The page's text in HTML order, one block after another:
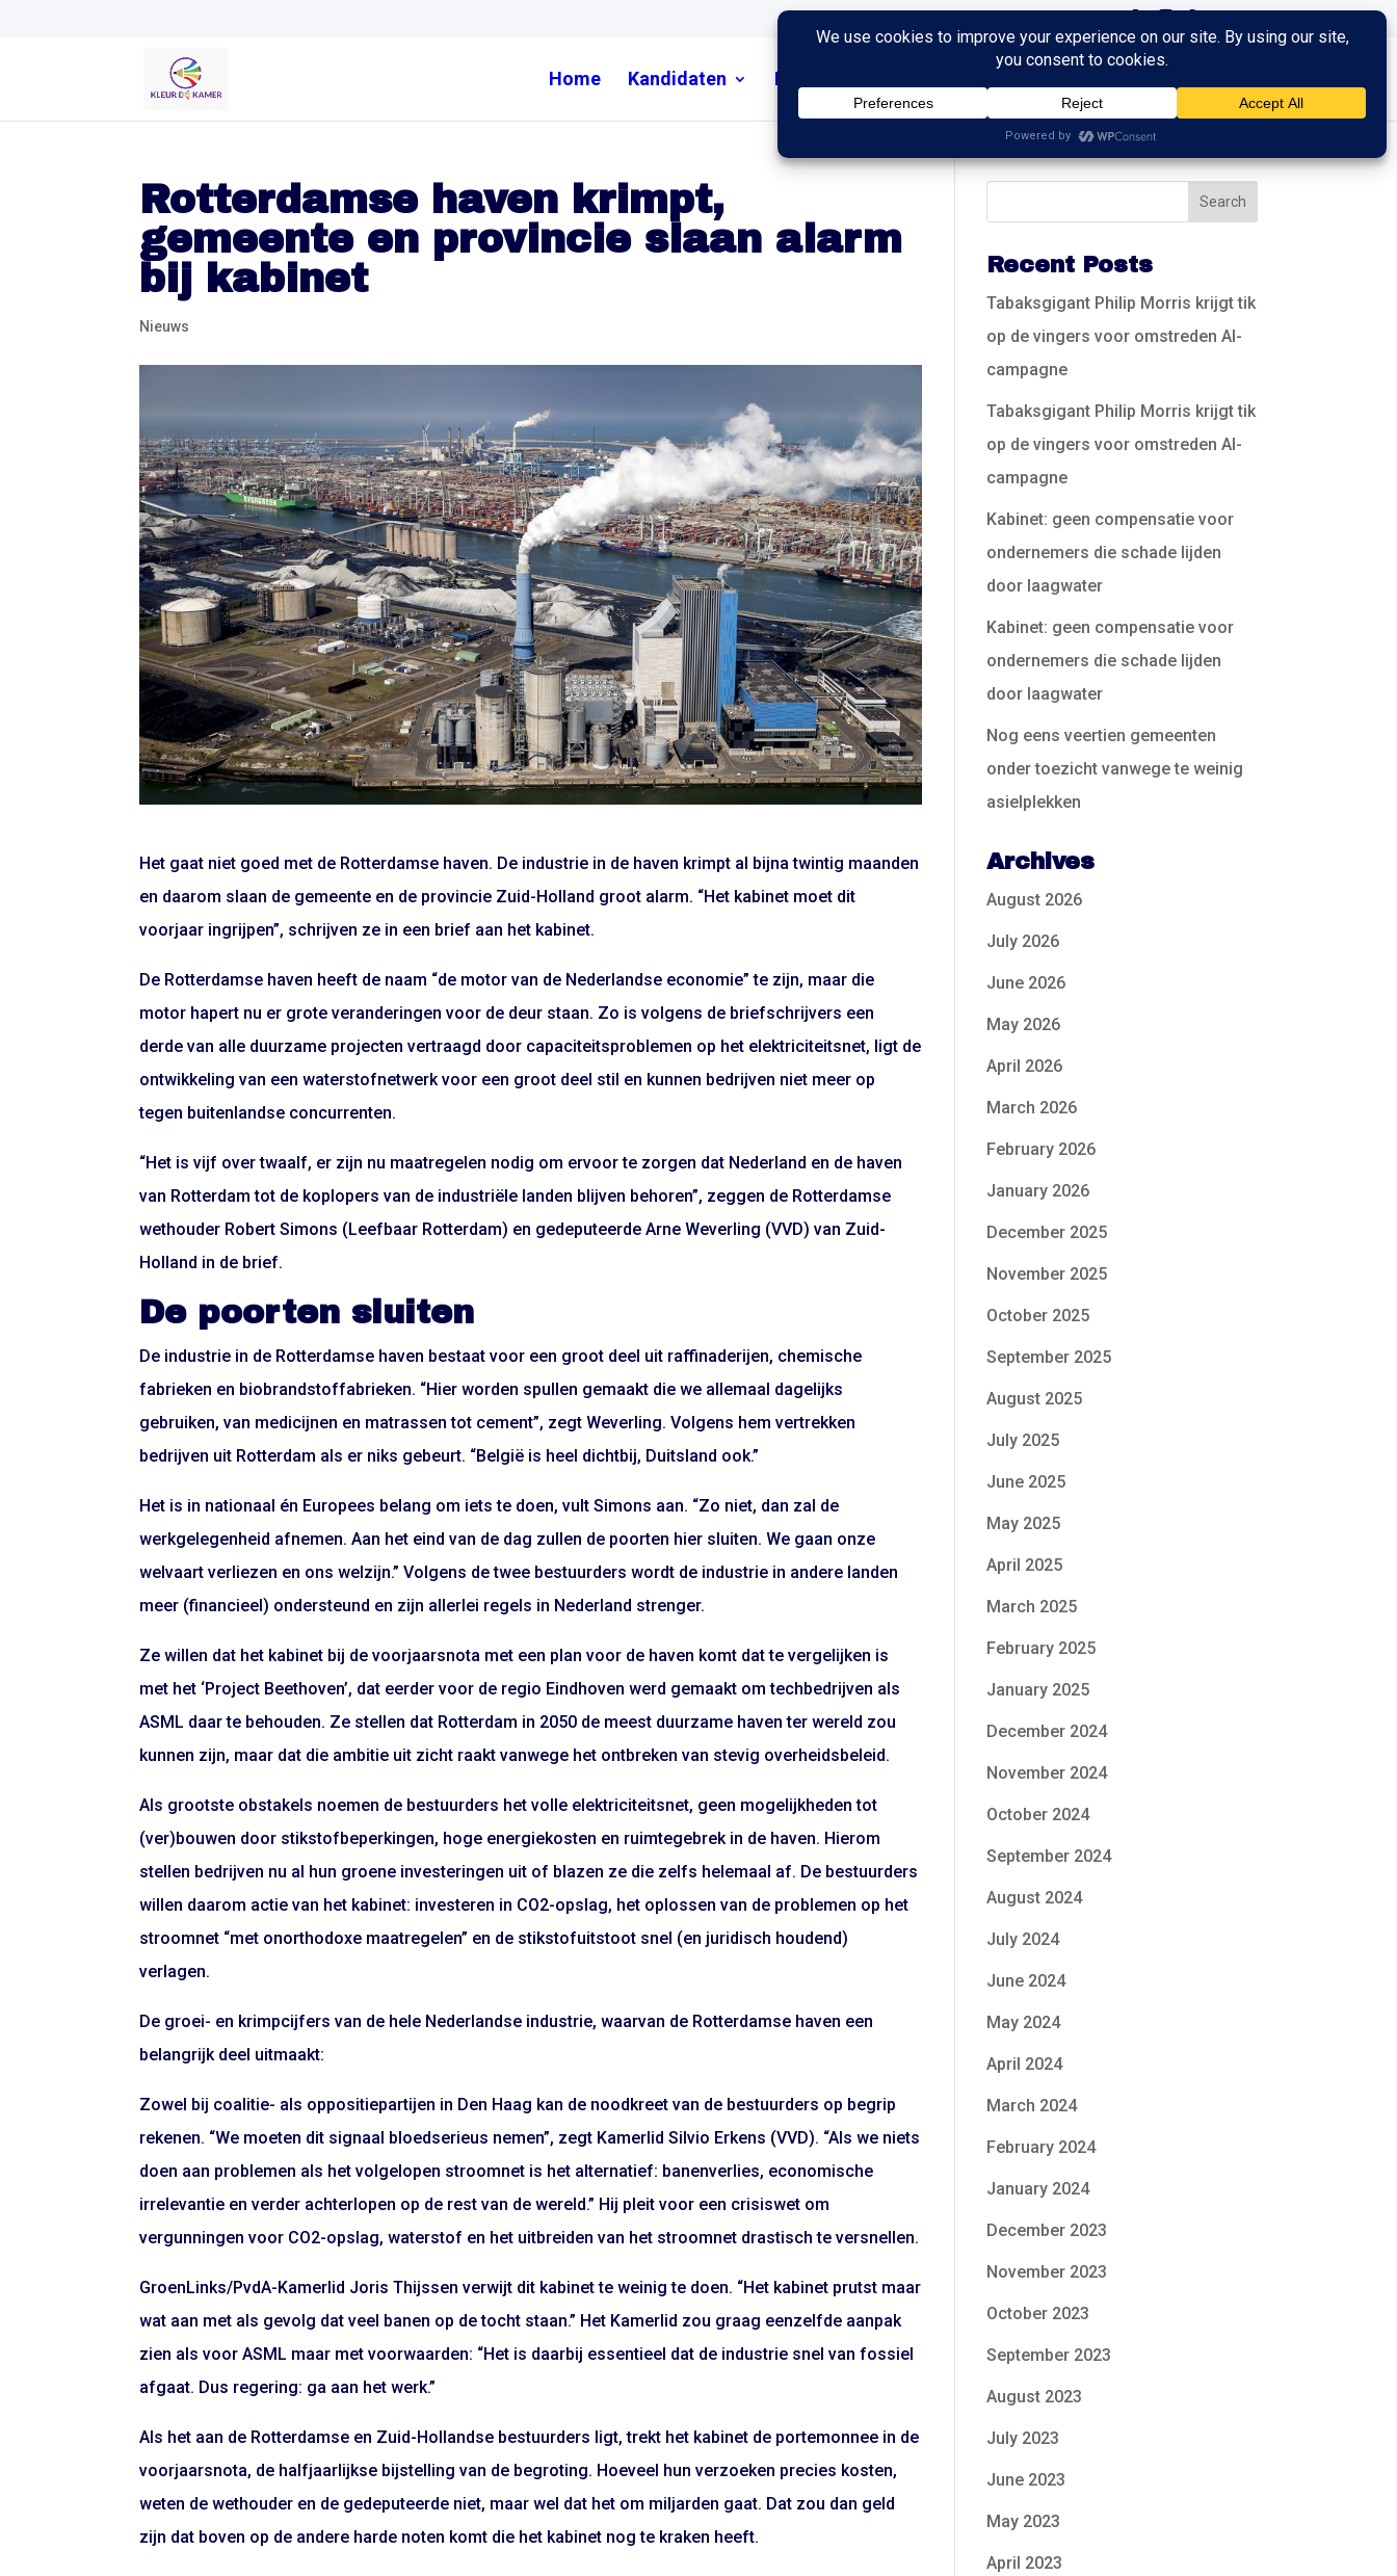
Home Kandidaten Nieuws
Rotterdamse haven krimpt,
gemeente en provincie slaan alarm
bij kabinet
Nieuws
Het gaat niet goed met de Rotterdamse haven. De industrie in de haven krimpt al bijna twintig maanden
en daarom slaan de gemeente en de provincie Zuid-Holland groot alarm. “Het kabinet moet dit
voorjaar ingrijpen”, schrijven ze in een brief aan het kabinet.
De Rotterdamse haven heeft de naam “de motor van de Nederlandse economie” te zijn, maar die
motor hapert nu er grote veranderingen voor de deur staan. Zo is volgens de briefschrijvers een
derde van alle duurzame projecten vertraagd door capaciteitsproblemen op het elektriciteitsnet, ligt de
ontwikkeling van een waterstofnetwerk voor een groot deel stil en kunnen bedrijven niet meer op
tegen buitenlandse concurrenten.
“Het is vijf over twaalf, er zijn nu maatregelen nodig om ervoor te zorgen dat Nederland en de haven
van Rotterdam tot de koplopers van de industriële landen blijven behoren”, zeggen de Rotterdamse
wethouder Robert Simons (Leefbaar Rotterdam) en gedeputeerde Arne Weverling (VVD) van Zuid-
Holland in de brief.
De poorten sluiten
De industrie in de Rotterdamse haven bestaat voor een groot deel uit raffinaderijen, chemische
fabrieken en biobrandstoffabrieken. “Hier worden spullen gemaakt die we allemaal dagelijks
gebruiken, van medicijnen en matrassen tot cement”, zegt Weverling. Volgens hem vertrekken
bedrijven uit Rotterdam als er niks gebeurt. “België is heel dichtbij, Duitsland ook.”
Het is in nationaal én Europees belang om iets te doen, vult Simons aan. “Zo niet, dan zal de
werkgelegenheid afnemen. Aan het eind van de dag zullen de poorten hier sluiten. We gaan onze
welvaart verliezen en ons welzijn.” Volgens de twee bestuurders wordt de industrie in andere landen
meer (financieel) ondersteund en zijn allerlei regels in Nederland strenger.
Ze willen dat het kabinet bij de voorjaarsnota met een plan voor de haven komt dat te vergelijken is
met het ‘Project Beethoven’, dat eerder voor de regio Eindhoven werd gemaakt om techbedrijven als
ASML daar te behouden. Ze stellen dat Rotterdam in 2050 de meest duurzame haven ter wereld zou
kunnen zijn, maar dat die ambitie uit zicht raakt vanwege het ontbreken van stevig overheidsbeleid.
Als grootste obstakels noemen de bestuurders het volle elektriciteitsnet, geen mogelijkheden tot
(ver)bouwen door stikstofbeperkingen, hoge energiekosten en ruimtegebrek in de haven. Hierom
stellen bedrijven nu al hun groene investeringen uit of blazen ze die zelfs helemaal af. De bestuurders
willen daarom actie van het kabinet: investeren in CO2-opslag, het oplossen van de problemen op het
stroomnet “met onorthodoxe maatregelen” en de stikstofuitstoot snel (en juridisch houdend)
verlagen.
De groei- en krimpcijfers van de hele Nederlandse industrie, waarvan de Rotterdamse haven een
belangrijk deel uitmaakt:
Zowel bij coalitie- als oppositiepartijen in Den Haag kan de noodkreet van de bestuurders op begrip
rekenen. “We moeten dit signaal bloedserieus nemen”, zegt Kamerlid Silvio Erkens (VVD). “Als we niets
doen aan problemen als het volgelopen stroomnet is het alternatief: banenverlies, economische
irrelevantie en verder achterlopen op de rest van de wereld.” Hij pleit voor een crisiswet om
vergunningen voor CO2-opslag, waterstof en het uitbreiden van het stroomnet drastisch te versnellen.
GroenLinks/PvdA-Kamerlid Joris Thijssen verwijt dit kabinet te weinig te doen. “Het kabinet prutst maar
wat aan met als gevolg dat veel banen op de tocht staan.” Het Kamerlid zou graag eenzelfde aanpak
zien als voor ASML maar met voorwaarden: “Het is daarbij essentieel dat de industrie snel van fossiel
afgaat. Dus regering: ga aan het werk.”
Als het aan de Rotterdamse en Zuid-Hollandse bestuurders ligt, trekt het kabinet de portemonnee in de
voorjaarsnota, de halfjaarlijkse bijstelling van de begroting. Hoeveel hun verzoeken precies kosten,
weten de wethouder en de gedeputeerde niet, maar wel dat het om miljarden gaat. Dat zou dan geld
zijn dat boven op de andere harde noten komt die het kabinet nog te kraken heeft.
Recent Posts
Tabaksgigant Philip Morris krijgt tik
op de vingers voor omstreden AI-
campagne
Tabaksgigant Philip Morris krijgt tik
op de vingers voor omstreden AI-
campagne
Kabinet: geen compensatie voor
ondernemers die schade lijden
door laagwater
Kabinet: geen compensatie voor
ondernemers die schade lijden
door laagwater
Nog eens veertien gemeenten
onder toezicht vanwege te weinig
asielplekken
Archives
August 2026
July 2026
June 2026
May 2026
April 2026
March 2026
February 2026
January 2026
December 2025
November 2025
October 2025
September 2025
August 2025
July 2025
June 2025
May 2025
April 2025
March 2025
February 2025
January 2025
December 2024
November 2024
October 2024
September 2024
August 2024
July 2024
June 2024
May 2024
April 2024
March 2024
February 2024
January 2024
December 2023
November 2023
October 2023
September 2023
August 2023
July 2023
June 2023
May 2023
April 2023